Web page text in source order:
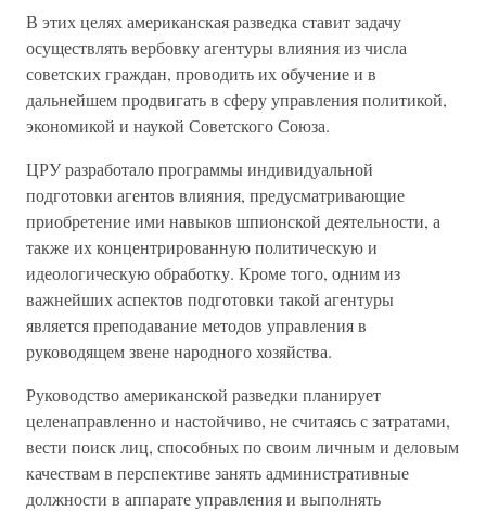
В этих целях американская разведка ставит задачу
осуществлять вербовку агентуры влияния из числа
советских граждан, проводить их обучение и в
дальнейшем продвигать в сферу управления политикой,
экономикой и наукой Советского Союза.
ЦРУ разработало программы индивидуальной
подготовки агентов влияния, предусматривающие
приобретение ими навыков шпионской деятельности, а
также их концентрированную политическую и
идеологическую обработку. Кроме того, одним из
важнейших аспектов подготовки такой агентуры
является преподавание методов управления в
руководящем звене народного хозяйства.
Руководство американской разведки планирует
целенаправленно и настойчиво, не считаясь с затратами,
вести поиск лиц, способных по своим личным и деловым
качествам в перспективе занять административные
должности в аппарате управления и выполнять